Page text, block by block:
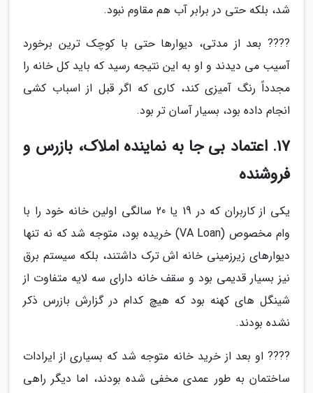
شد، بلکه حتی در برابر آب هم مقاوم نبود.
???? بعد از مدتی، دیوارها حتی با کوچک ترین برخورد
آسیب می دیدند و او به این نتیجه رسید که باید کل خانه را
مجدداً رنگ آمیزی کند، کاری که اگر قبل از اسباب کشی
انجام داده بود، بسیار آسان تر بود.
17. اعتماد بی جا به نماینده املاک، بازرس و
فروشنده
یکی از کاربران که در 19 یا 20 سالگی اولین خانه خود را با
وام مخصوص (VA Loan) خریده بود، متوجه شد که نه تنها
دیوارهای زیرزمینی خانه اش ترک داشتند، بلکه سیستم برق
نیز بسیار قدیمی بود و سقف خانه دارای سه لایه متفاوت از
شینگل های کهنه بود که هیچ کدام در گزارش بازرس ذکر
نشده بودند.
???? او بعد از خرید خانه متوجه شد که بسیاری از ایرادات
ساختمان به طور عمدی مخفی شده بودند، اما دیگر راهی